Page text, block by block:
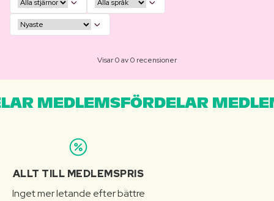
Visar 0 av 0 recensioner
MEDLEMSFÖRDELAR
ALLT TILL MEDLEMSPRIS
Inget mer letande efter bättre